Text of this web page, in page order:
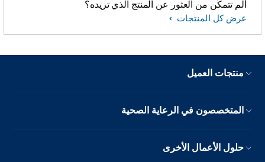
ألم تتمكّن من العثور عن المنتج الذي تريده؟
عرض كل المنتجات
منتجات العميل
المتخصصون في الرعاية الصحية
حلول الأعمال الأخرى